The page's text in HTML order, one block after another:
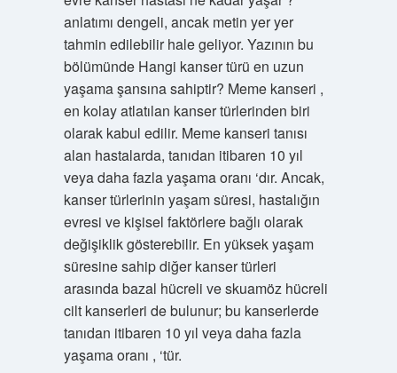
anlatımı dengeli, ancak metin yer yer
tahmin edilebilir hale geliyor. Yazının bu
bölümünde Hangi kanser türü en uzun
yaşama şansına sahiptir? Meme kanseri ,
en kolay atlatılan kanser türlerinden biri
olarak kabul edilir. Meme kanseri tanısı
alan hastalarda, tanıdan itibaren 10 yıl
veya daha fazla yaşama oranı ‘dır. Ancak,
kanser türlerinin yaşam süresi, hastalığın
evresi ve kişisel faktörlere bağlı olarak
değişiklik gösterebilir. En yüksek yaşam
süresine sahip diğer kanser türleri
arasında bazal hücreli ve skuamöz hücreli
cilt kanserleri de bulunur; bu kanserlerde
tanıdan itibaren 10 yıl veya daha fazla
yaşama oranı , ‘tür.